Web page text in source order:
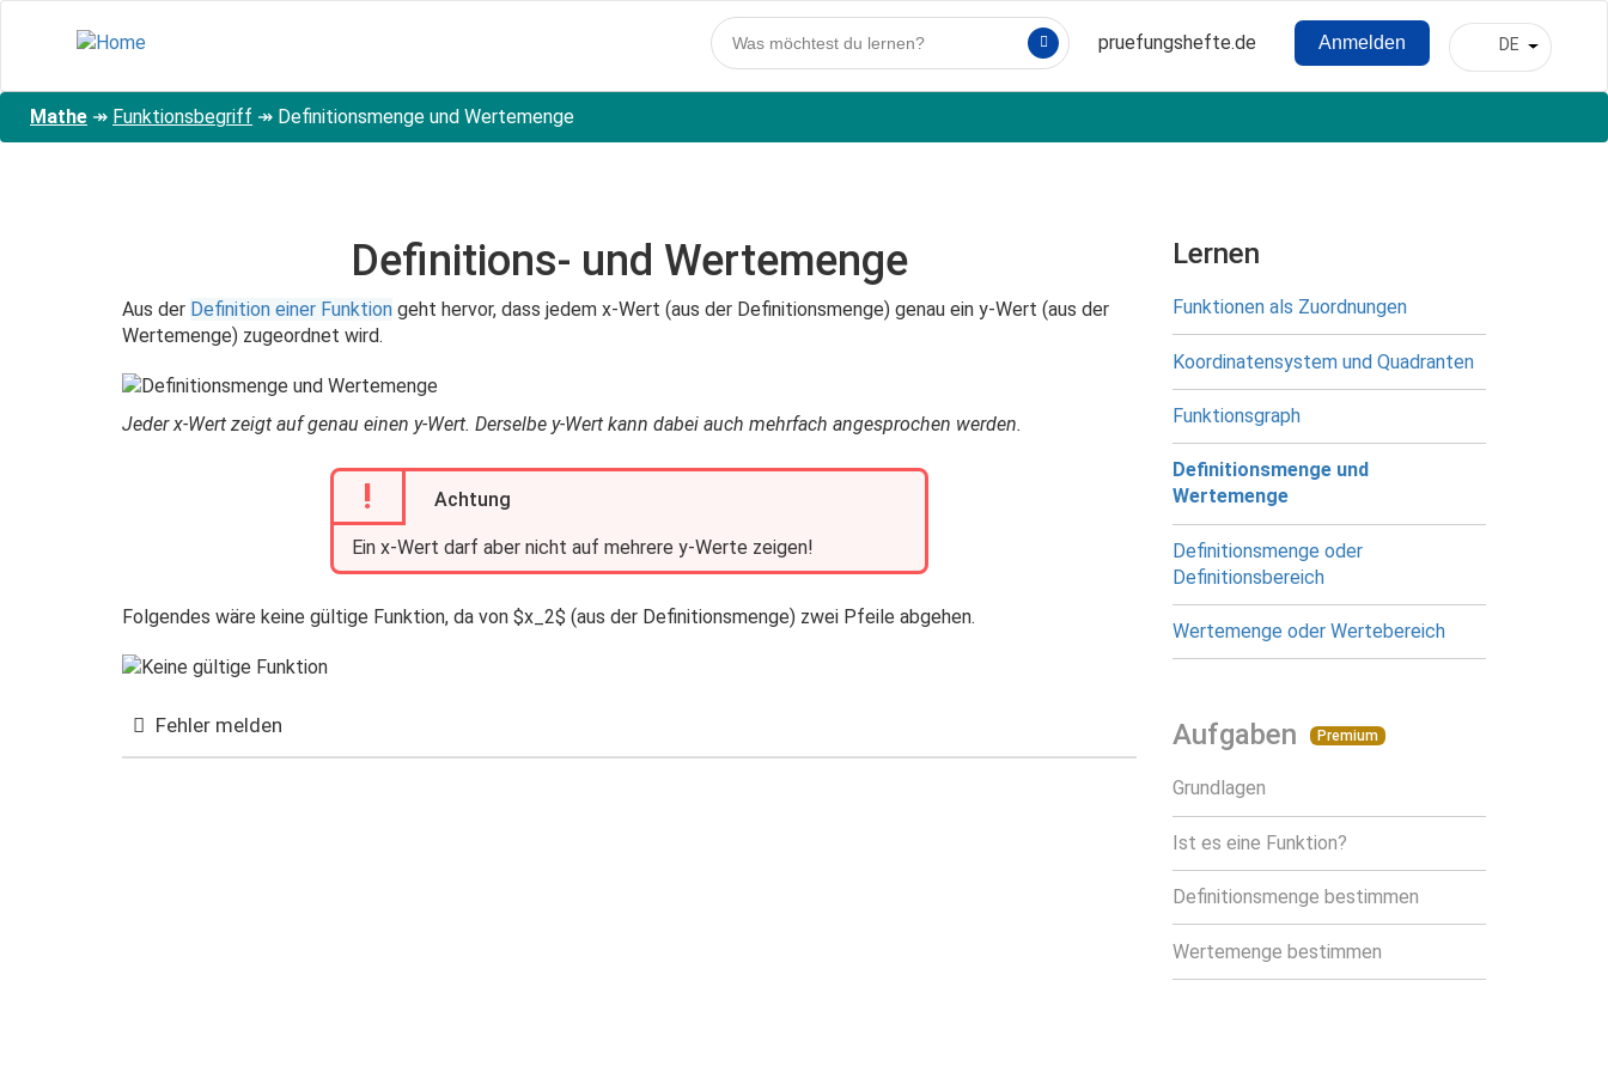
Hauptnavigation
pruefungshefte.de
Benutzermenü
Anmelden DE Weitere
Mathe ↠ Funktionsbegriff ↠ Definitionsmenge und Wertemenge
Definitions- und Wertemenge
Aus der Definition einer Funktion geht hervor, dass jedem x-Wert (aus der Definitionsmenge) genau ein y-Wert (aus der
Wertemenge) zugeordnet wird.
Jeder x-Wert zeigt auf genau einen y-Wert. Derselbe y-Wert kann dabei auch mehrfach angesprochen werden.
! Achtung
Ein x-Wert darf aber nicht auf mehrere y-Werte zeigen!
Folgendes wäre keine gültige Funktion, da von $x_2$ (aus der Definitionsmenge) zwei Pfeile abgehen.
Fehler melden
Lernen
Funktionen als Zuordnungen
Koordinatensystem und Quadranten
Funktionsgraph
Definitionsmenge und
Wertemenge
Definitionsmenge oder
Definitionsbereich
Wertemenge oder Wertebereich
Aufgaben Premium
Grundlagen
Ist es eine Funktion?
Definitionsmenge bestimmen
Wertemenge bestimmen